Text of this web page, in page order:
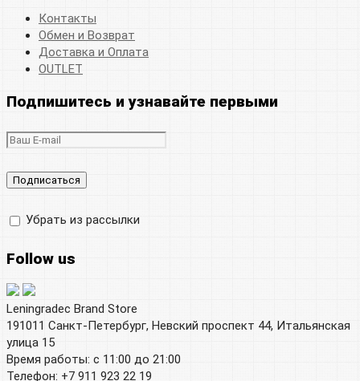
Контакты
Обмен и Возврат
Доставка и Оплата
OUTLET
Подпишитесь и узнавайте первыми
Убрать из рассылки
Follow us
Leningradec Brand Store
191011 Санкт-Петербург, Невский проспект 44, Итальянская
улица 15
Время работы: с 11:00 до 21:00
Телефон: +7 911 923 22 19